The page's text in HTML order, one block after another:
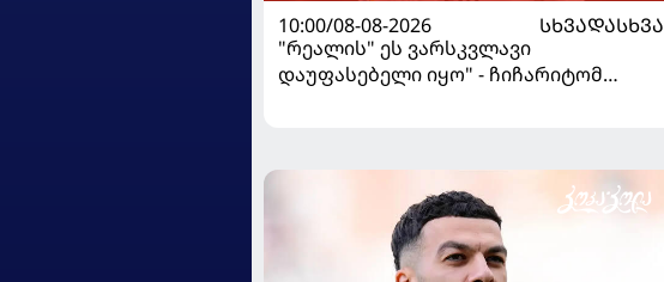
10:00/08-08-2026
ᲡᲮᲕᲐᲓᲐᲡᲮᲕᲐ
"რეალის" ეს ვარსკვლავი
დაუფასებელი იყო" - ჩიჩარიტომ